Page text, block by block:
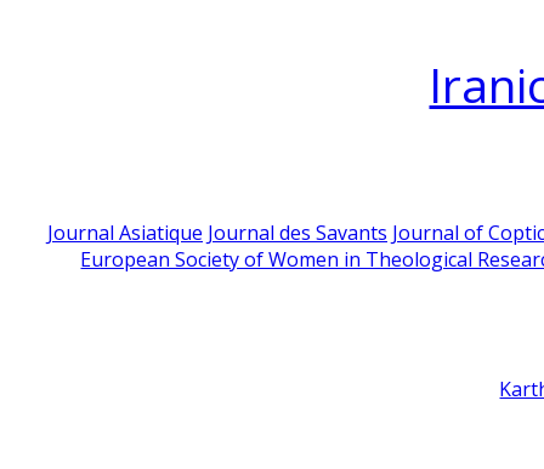
Journal Asiatique Journal des Savants Journal of
European Society of Women in Theological